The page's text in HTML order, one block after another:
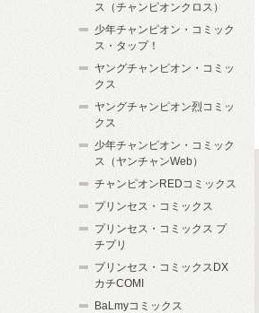
ス（チャンピオンクロス）
少年チャンピオン・コミック
ス・タップ！
ヤングチャンピオン・コミッ
クス
ヤングチャンピオン烈コミッ
クス
少年チャンピオン・コミック
ス（ヤンチャンWeb）
チャンピオンREDコミックス
プリンセス・コミックス
プリンセス・コミックス プ
チプリ
プリンセス・コミックスDX
カチCOMI
BaLmyコミックス